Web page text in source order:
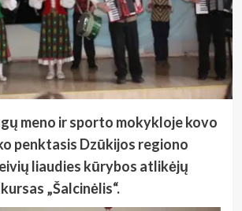
meno ir sporto mokykloje kovo
penktasis Dzūkijos regiono
liaudies kūrybos atlikėjų
„Šalcinėlis“.